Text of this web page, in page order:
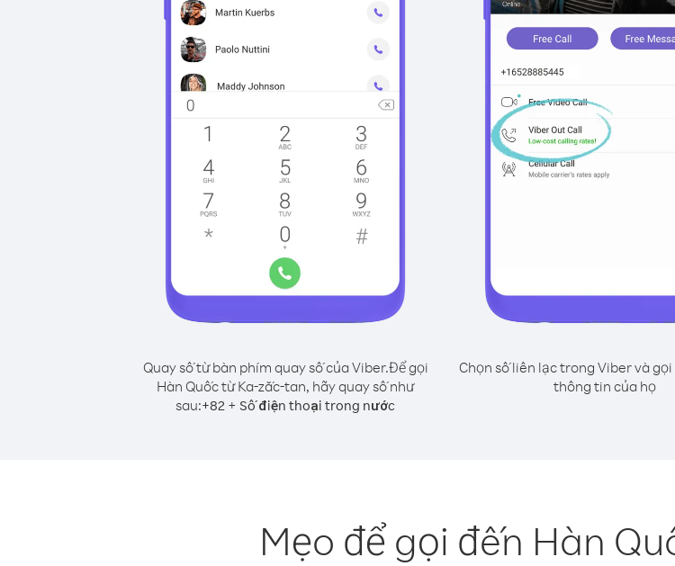
Quay số từ bàn phím quay số của Viber.Để gọi
Hàn Quốc từ Ka-zắc-tan, hãy quay số như
sau:+82 + Số điện thoại trong nước
Chọn số liên lạc trong Viber và
thông tin của họ
Mẹo để gọi đến Hàn